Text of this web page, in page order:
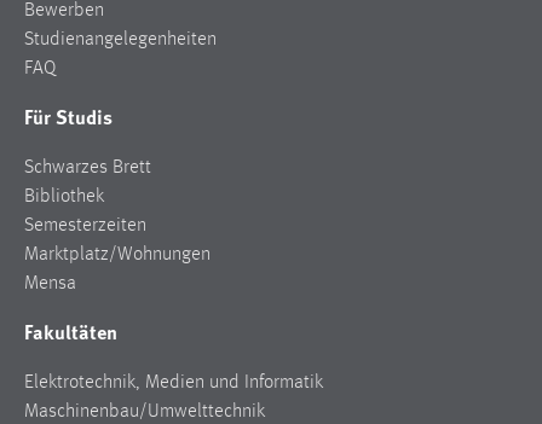
Bewerben
Studienangelegenheiten
FAQ
Für Studis
Schwarzes Brett
Bibliothek
Semesterzeiten
Marktplatz/Wohnungen
Mensa
Fakultäten
Elektrotechnik, Medien und Informatik
Maschinenbau/Umwelttechnik